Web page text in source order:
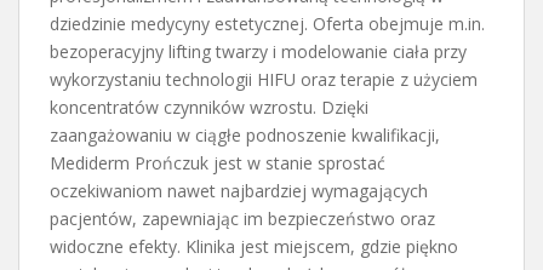
dziedzinie medycyny estetycznej. Oferta obejmuje m.in.
bezoperacyjny lifting twarzy i modelowanie ciała przy
wykorzystaniu technologii HIFU oraz terapie z użyciem
koncentratów czynników wzrostu. Dzięki
zaangażowaniu w ciągłe podnoszenie kwalifikacji,
Mediderm Prończuk jest w stanie sprostać
oczekiwaniom nawet najbardziej wymagających
pacjentów, zapewniając im bezpieczeństwo oraz
widoczne efekty. Klinika jest miejscem, gdzie piękno